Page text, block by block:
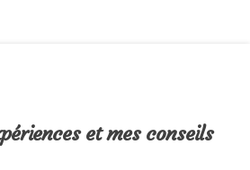
et mes conseils